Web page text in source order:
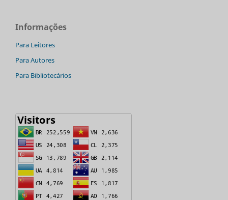
Informações
Para Leitores
Para Autores
Para Bibliotecários